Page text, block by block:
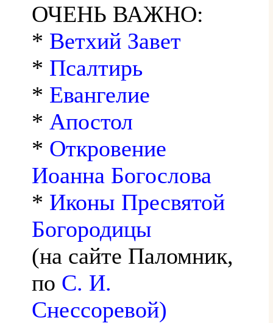
ОЧЕНЬ ВАЖНО:
* Ветхий Завет
* Псалтирь
* Евангелие
* Апостол
* Откровение
Иоанна Богослова
* Иконы Пресвятой
Богородицы
(на сайте Паломник,
по С. И.
Снессоревой)